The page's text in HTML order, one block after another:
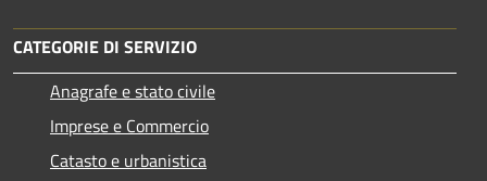
CATEGORIE DI SERVIZIO
Anagrafe e stato civile
Imprese e Commercio
Catasto e urbanistica